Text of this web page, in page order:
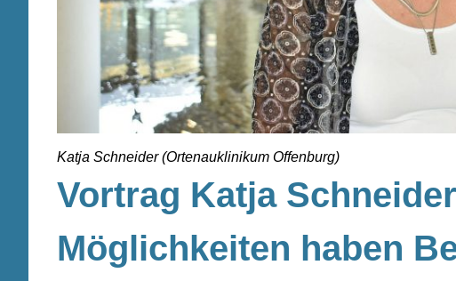
Katja Schneider (Ortenauklinikum Offenburg)
Vortrag Katja
Möglichkeiten haben